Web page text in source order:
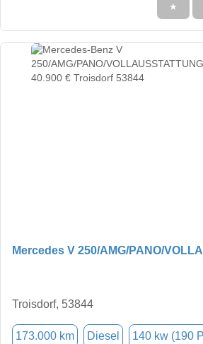
★
Mercedes V 250/AMG/PANO/
Troisdorf, 53844
173.000 km Diesel 140 kw (190